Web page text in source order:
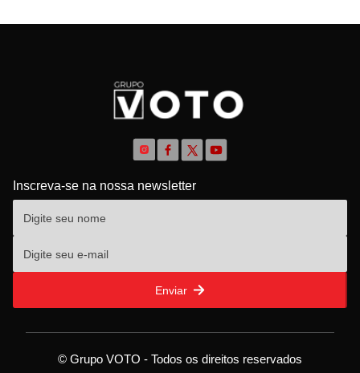
Inscreva-se na nossa newsletter
Enviar
© Grupo VOTO - Todos os direitos reservados